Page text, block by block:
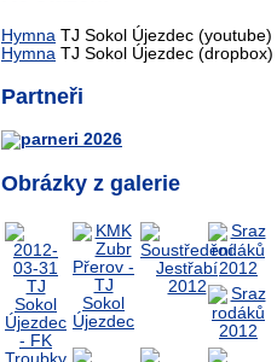
Hymna TJ Sokol Újezdec (youtube)
Hymna TJ Sokol Újezdec (dropbox)
Partneři
Obrázky z galerie